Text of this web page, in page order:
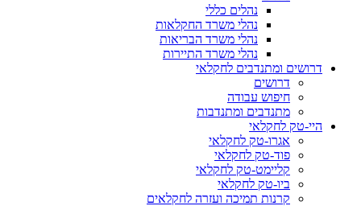
נהלים כללי
נהלי משרד החקלאות
נהלי משרד הבריאות
נהלי משרד התיירות
דרושים ומתנדבים לחקלאי
דרושים
חיפוש עבודה
מתנדבים ומתנדבות
היי-טק לחקלאי
אגרו-טק לחקלאי
פוד-טק לחקלאי
קליימט-טק לחקלאי
ביו-טק לחקלאי
קרנות תמיכה ועזרה לחקלאים